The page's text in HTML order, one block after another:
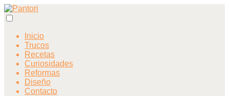
Inicio
Trucos
Recetas
Curiosidades
Reformas
Diseño
Contacto